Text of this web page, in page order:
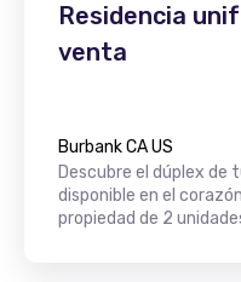
Residencia
venta
Burbank CA US
Descubre el dúplex de
disponible en el
propiedad de 2